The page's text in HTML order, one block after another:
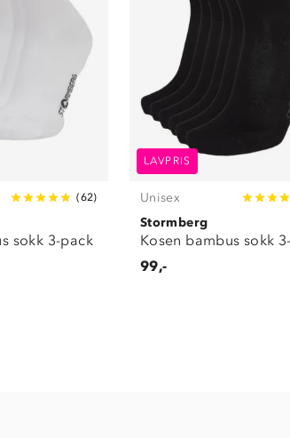
(62)
sokk 3-pack
LAVPRIS
Unisex
Stormberg
Kosen bambus sokk
99,-